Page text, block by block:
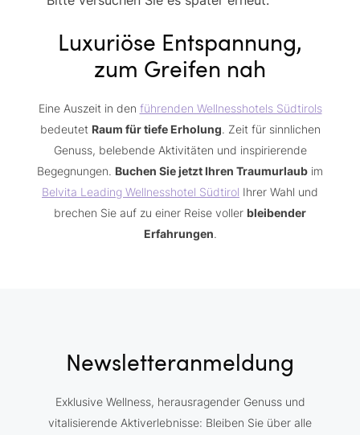
Luxuriöse Entspannung,
zum Greifen nah
Eine Auszeit in den führenden Wellnesshotels Südtirols
bedeutet Raum für tiefe Erholung. Zeit für sinnlichen
Genuss, belebende Aktivitäten und inspirierende
Begegnungen. Buchen Sie jetzt Ihren Traumurlaub im
Belvita Leading Wellnesshotel Südtirol Ihrer Wahl und
brechen Sie auf zu einer Reise voller bleibender
Erfahrungen.
Newsletteranmeldung
Exklusive Wellness, herausragender Genuss und
vitalisierende Aktiverlebnisse: Bleiben Sie über alle